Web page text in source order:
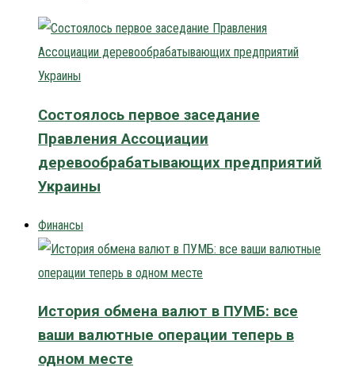
Состоялось первое заседание
Правления Ассоциации
деревообрабатывающих предприятий
Украины
Финансы
История обмена валют в ПУМБ: все
ваши валютные операции теперь в
одном месте